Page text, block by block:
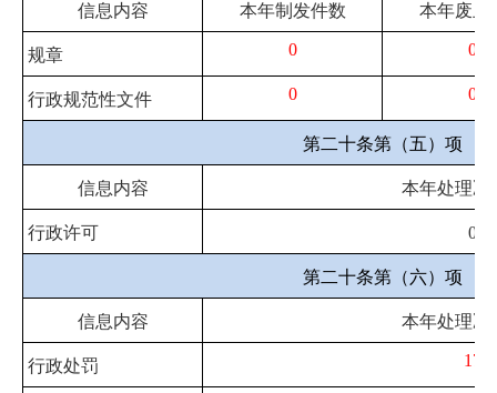
信息内容 本年制发件数 本年废止
规章 0 0
行政规范性文件 0 0
第二十条第（五）项
信息内容 本年处理决
行政许可 0
第二十条第（六）项
信息内容 本年处理决
行政处罚 17